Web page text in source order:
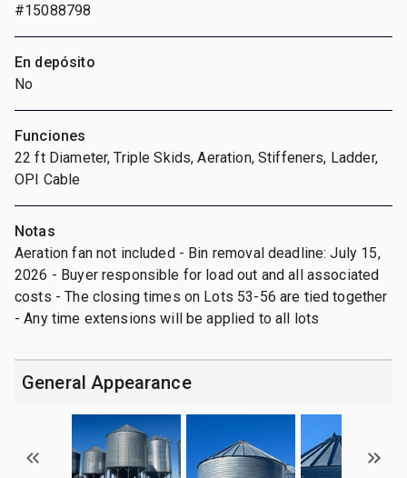
#15088798
En depósito
No
Funciones
22 ft Diameter, Triple Skids, Aeration, Stiffeners, Ladder,
OPI Cable
Notas
Aeration fan not included - Bin removal deadline: July 15,
2026 - Buyer responsible for load out and all associated
costs - The closing times on Lots 53-56 are tied together
- Any time extensions will be applied to all lots
General Appearance